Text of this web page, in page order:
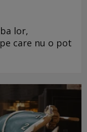
lor,
care nu o pot